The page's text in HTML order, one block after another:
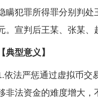
瞒犯罪所得罪分别判
。宣判后王某、张某
型意义】
严惩通过虚拟币交易
非法资金的难度增大